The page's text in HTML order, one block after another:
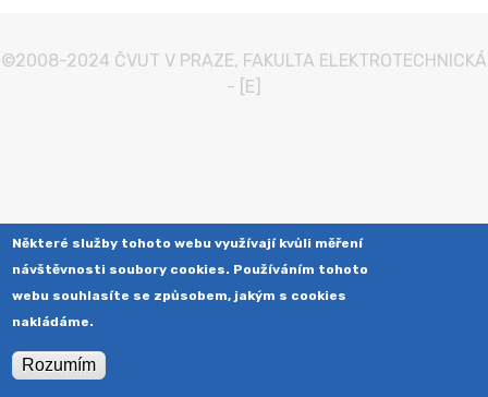
©2008-2024 ČVUT V PRAZE, FAKULTA ELEKTROTECHNICKÁ
- [E]
Některé služby tohoto webu využívají kvůli měření
návštěvnosti soubory cookies. Používáním tohoto
webu souhlasíte se způsobem, jakým s cookies
nakládáme.
Rozumím